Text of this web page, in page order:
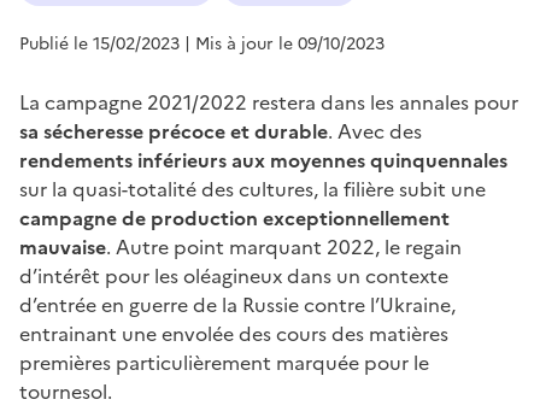
Publié le 15/02/2023 | Mis à jour le 09/10/2023
La campagne 2021/2022 restera dans les annales pour
sa sécheresse précoce et durable. Avec des
rendements inférieurs aux moyennes quinquennales
sur la quasi-totalité des cultures, la filière subit une
campagne de production exceptionnellement
mauvaise. Autre point marquant 2022, le regain
d’intérêt pour les oléagineux dans un contexte
d’entrée en guerre de la Russie contre l’Ukraine,
entrainant une envolée des cours des matières
premières particulièrement marquée pour le
tournesol.